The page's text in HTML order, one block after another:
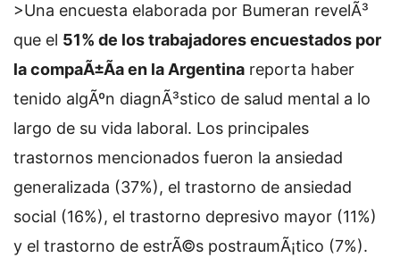
>Una encuesta elaborada por Bumeran revelÃ³
que el 51% de los trabajadores encuestados por
la compaÃ±Ã­a en la Argentina reporta haber
tenido algÃºn diagnÃ³stico de salud mental a lo
largo de su vida laboral. Los principales
trastornos mencionados fueron la ansiedad
generalizada (37%), el trastorno de ansiedad
social (16%), el trastorno depresivo mayor (11%)
y el trastorno de estrÃ©s postraumÃ¡tico (7%).